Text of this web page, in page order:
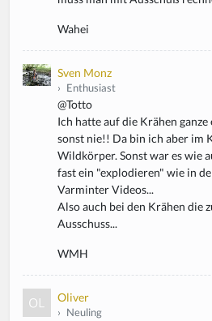
Wahei
Sven Monz
› Enthusiast
@Totto
Ich hatte auf die Krähen ganze
sonst nie!! Da bin ich aber im
Wildkörper. Sonst war es wie
fast ein "explodieren" wie in
Varminter Videos...
Also auch bei den Krähen die
Ausschuss...
WMH
Oliver
› Neuling